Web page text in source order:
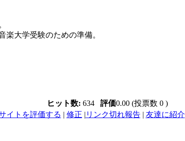
楽大学受験のための準備。
ヒット数: 634 評価0.00 (投票数 0 )
イトを評価する | 修正 | リンク切れ報告| 友達に紹介